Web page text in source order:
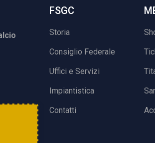
FSGC
Storia
Consiglio Federale
Uffici e Servizi
Impiantistica
Contatti